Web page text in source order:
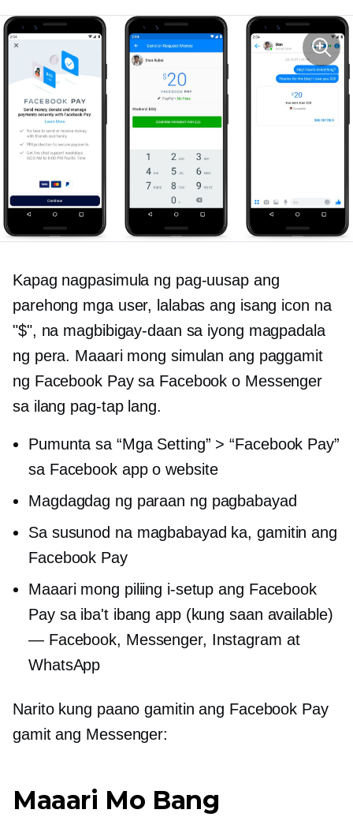
Kapag nagpasimula ng pag-uusap ang
parehong mga user, lalabas ang isang icon na
"$", na magbibigay-daan sa iyong magpadala
ng pera. Maaari mong simulan ang paggamit
ng Facebook Pay sa Facebook o Messenger
sa ilang pag-tap lang.
Pumunta sa “Mga Setting” > “Facebook Pay”
sa Facebook app o website
Magdagdag ng paraan ng pagbabayad
Sa susunod na magbabayad ka, gamitin ang
Facebook Pay
Maaari mong piliing i-setup ang Facebook
Pay sa iba't ibang app (kung saan available)
— Facebook, Messenger, Instagram at
WhatsApp
Narito kung paano gamitin ang Facebook Pay
gamit ang Messenger:
Maaari Mo Bang